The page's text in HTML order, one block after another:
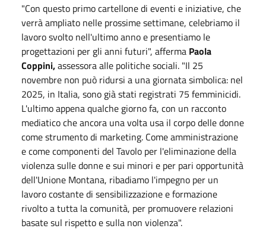
"Con questo primo cartellone di eventi e iniziative, che
verrà ampliato nelle prossime settimane, celebriamo il
lavoro svolto nell'ultimo anno e presentiamo le
progettazioni per gli anni futuri", afferma Paola
Coppini,assessora alle politiche sociali. "Il 25
novembre non può ridursi a una giornata simbolica: nel
2025, in Italia, sono già stati registrati 75 femminicidi.
L'ultimo appena qualche giorno fa, con un racconto
mediatico che ancora una volta usa il corpo delle donne
come strumento di marketing. Come amministrazione
e come componenti del Tavolo per l'eliminazione della
violenza sulle donne e sui minori e per pari opportunità
dell'Unione Montana, ribadiamo l'impegno per un
lavoro costante di sensibilizzazione e formazione
rivolto a tutta la comunità, per promuovere relazioni
basate sul rispetto e sulla non violenza".